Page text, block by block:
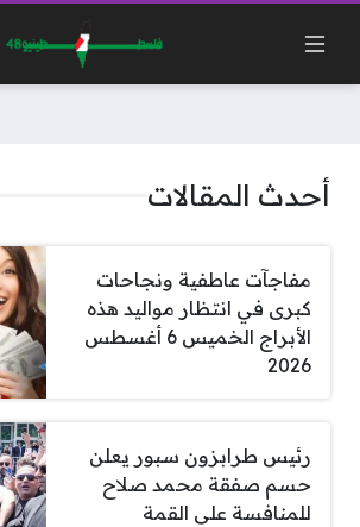
أحدث المقالات
مفاجآت عاطفية ونجاحات
كبرى في انتظار مواليد هذه
الأبراج الخميس 6 أغسطس
2026
رئيس طرابزون سبور يعلن
حسم صفقة محمد صلاح
للمنافسة على القمة